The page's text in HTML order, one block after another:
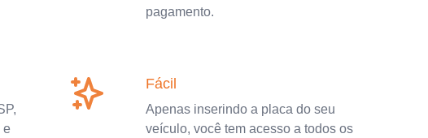
pagamento.
e
Fácil
Apenas inserindo a placa do seu
veículo, você tem acesso a todos os